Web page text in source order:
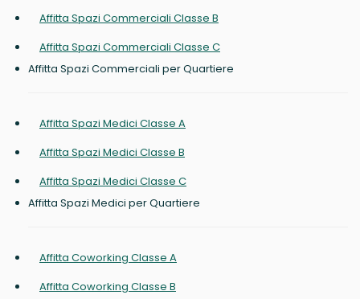
Affitta Spazi Commerciali Classe B
Affitta Spazi Commerciali Classe C
Affitta Spazi Commerciali per Quartiere
Affitta Spazi Medici Classe A
Affitta Spazi Medici Classe B
Affitta Spazi Medici Classe C
Affitta Spazi Medici per Quartiere
Affitta Coworking Classe A
Affitta Coworking Classe B